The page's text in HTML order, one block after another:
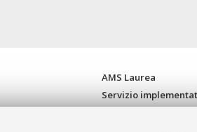
AMS Laurea
Servizio